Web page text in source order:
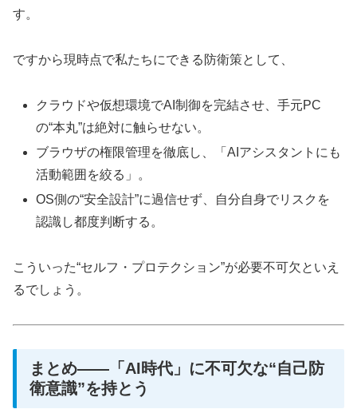
す。
ですから現時点で私たちにできる防衛策として、
クラウドや仮想環境でAI制御を完結させ、手元PC
の“本丸”は絶対に触らせない。
ブラウザの権限管理を徹底し、「AIアシスタントにも
活動範囲を絞る」。
OS側の“安全設計”に過信せず、自分自身でリスクを
認識し都度判断する。
こういった“セルフ・プロテクション”が必要不可欠といえ
るでしょう。
まとめ――「AI時代」に不可欠な“自己防
衛意識”を持とう